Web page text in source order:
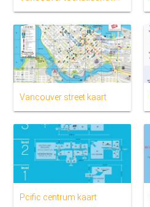
Vancouver street kaart
Pcific centrum kaart